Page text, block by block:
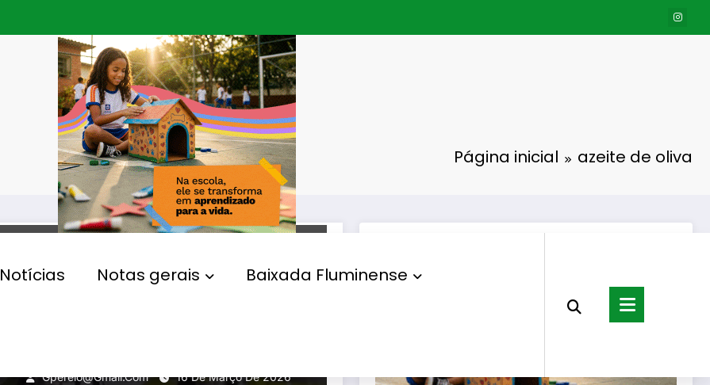
Notícias Notas gerais Baixada Fluminense
Página inicial azeite de oliva
Anvisa determina apreensão
Gperelo@gmail.com
16 De Março De 2026